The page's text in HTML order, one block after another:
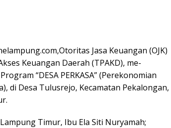
Jasa Keuangan (OJK)
Keuangan Daerah (TPAKD), me-
“DESA PERKASA” (Perekonomian
di Desa Tulusrejo, Kecamatan Pekalongan,
Timur, Ibu Ela Siti Nuryamah;